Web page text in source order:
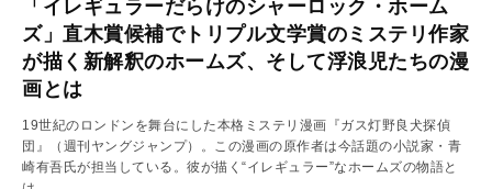
「イレギュラーだらけのシャーロック・ホーム
ズ」直木賞候補でトリプル文学賞のミステリ作家
が描く新解釈のホームズ、そして浮浪児たちの漫
画とは
19世紀のロンドンを舞台にした本格ミステリ漫画『ガス灯野良犬探偵
団』（週刊ヤングジャンプ）。この漫画の原作者は今話題の小説家・青
崎有吾氏が担当している。彼が描く“イレギュラー”なホームズの物語と